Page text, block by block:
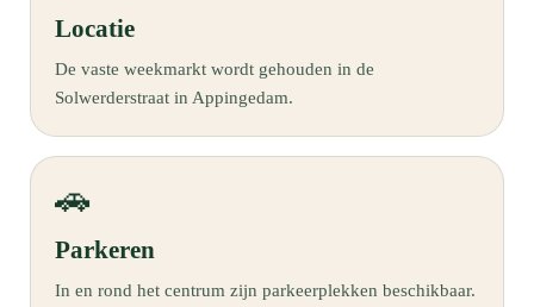
Locatie
De vaste weekmarkt wordt gehouden in de
Solwerderstraat in Appingedam.
🚗
Parkeren
In en rond het centrum zijn parkeerplekken beschikbaar.